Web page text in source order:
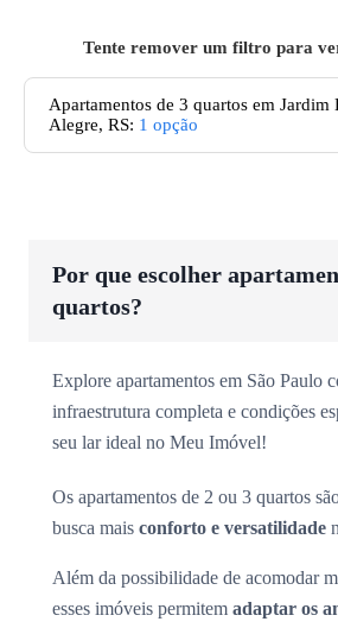
Tente remover um filtro para
Apartamentos de 3 quartos em Jardim
Alegre, RS: 1 opção
Por que escolher
quartos?
Explore apartamentos em São Paulo
infraestrutura completa e condições
seu lar ideal no Meu Imóvel!
Os apartamentos de 2 ou 3 quartos
busca mais conforto e versatilidade
Além da possibilidade de acomodar
esses imóveis permitem adaptar os